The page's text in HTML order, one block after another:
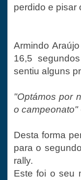
perdido e pisar
Armindo
16,5
sentiu alguns
"Optámos por
o campeonato"
Desta forma
para o
rally.
Este foi o seu